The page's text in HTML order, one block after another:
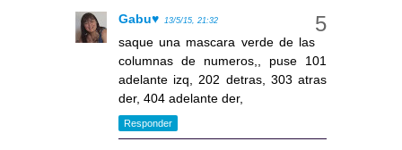
Gabu♥ 13/5/15, 21:32
saque una mascara verde de las
columnas de numeros,, puse 101
adelante izq, 202 detras, 303 atras
der, 404 adelante der,
Responder